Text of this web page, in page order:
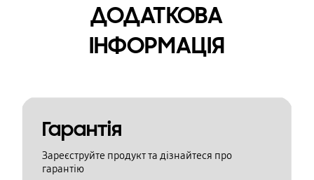
ДОДАТКОВА
ІНФОРМАЦІЯ
Гарантія
Зареєструйте продукт та дізнайтеся про
гарантію